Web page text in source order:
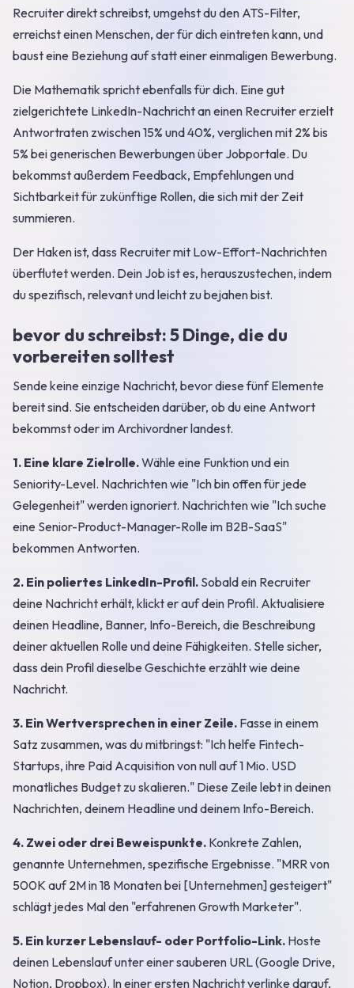
Recruiter direkt schreibst, umgehst du den ATS-Filter,
erreichst einen Menschen, der für dich eintreten kann, und
baust eine Beziehung auf statt einer einmaligen Bewerbung.
Die Mathematik spricht ebenfalls für dich. Eine gut
zielgerichtete LinkedIn-Nachricht an einen Recruiter erzielt
Antwortraten zwischen 15% und 40%, verglichen mit 2% bis
5% bei generischen Bewerbungen über Jobportale. Du
bekommst außerdem Feedback, Empfehlungen und
Sichtbarkeit für zukünftige Rollen, die sich mit der Zeit
summieren.
Der Haken ist, dass Recruiter mit Low-Effort-Nachrichten
überflutet werden. Dein Job ist es, herauszustechen, indem
du spezifisch, relevant und leicht zu bejahen bist.
bevor du schreibst: 5 Dinge, die du
vorbereiten solltest
Sende keine einzige Nachricht, bevor diese fünf Elemente
bereit sind. Sie entscheiden darüber, ob du eine Antwort
bekommst oder im Archivordner landest.
1. Eine klare Zielrolle.Wähle eine Funktion und ein
Seniority-Level. Nachrichten wie "Ich bin offen für jede
Gelegenheit" werden ignoriert. Nachrichten wie "Ich suche
eine Senior-Product-Manager-Rolle im B2B-SaaS"
bekommen Antworten.
2. Ein poliertes LinkedIn-Profil. Sobald ein Recruiter
deine Nachricht erhält, klickt er auf dein Profil. Aktualisiere
deinen Headline, Banner, Info-Bereich, die Beschreibung
deiner aktuellen Rolle und deine Fähigkeiten. Stelle sicher,
dass dein Profil dieselbe Geschichte erzählt wie deine
Nachricht.
3. Ein Wertversprechen in einer Zeile. Fasse in einem
Satz zusammen, was du mitbringst: "Ich helfe Fintech-
Startups, ihre Paid Acquisition von null auf 1 Mio. USD
monatliches Budget zu skalieren." Diese Zeile lebt in deinen
Nachrichten, deinem Headline und deinem Info-Bereich.
4. Zwei oder drei Beweispunkte. Konkrete Zahlen,
genannte Unternehmen, spezifische Ergebnisse. "MRR von
500K auf 2M in 18 Monaten bei [Unternehmen] gesteigert"
schlägt jedes Mal den "erfahrenen Growth Marketer".
5. Ein kurzer Lebenslauf- oder Portfolio-Link. Hoste
deinen Lebenslauf unter einer sauberen URL (Google Drive,
Notion, Dropbox). In einer ersten Nachricht verlinke darauf,